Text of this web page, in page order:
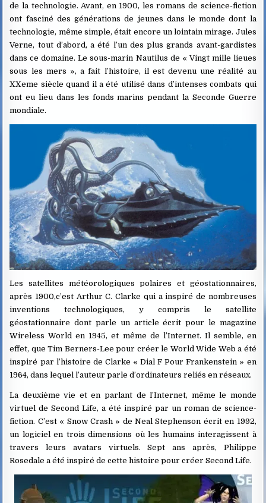
de la technologie. Avant, en 1900, les romans de science-fiction
ont fasciné des générations de jeunes dans le monde dont la
technologie, même simple, était encore un lointain mirage. Jules
Verne, tout d’abord, a été l’un des plus grands avant-gardistes
dans ce domaine. Le sous-marin Nautilus de « Vingt mille lieues
sous les mers », a fait l’histoire, il est devenu une réalité au
XXeme siècle quand il a été utilisé dans d’intenses combats qui
ont eu lieu dans les fonds marins pendant la Seconde Guerre
mondiale.
Les satellites météorologiques polaires et géostationnaires,
après 1900,c’est Arthur C. Clarke qui a inspiré de nombreuses
inventions technologiques, y compris le satellite
géostationnaire dont parle un article écrit pour le magazine
Wireless World en 1945, et même de l’Internet. Il semble, en
effet, que Tim Berners-Lee pour créer le World Wide Web a été
inspiré par l’histoire de Clarke « Dial F Pour Frankenstein » en
1964, dans lequel l’auteur parle d’ordinateurs reliés en réseaux.
La deuxième vie et en parlant de l’Internet, même le monde
virtuel de Second Life, a été inspiré par un roman de science-
fiction. C’est « Snow Crash » de Neal Stephenson écrit en 1992,
un logiciel en trois dimensions où les humains interagissent à
travers leurs avatars virtuels. Sept ans après, Philippe
Rosedale a été inspiré de cette histoire pour créer Second Life.